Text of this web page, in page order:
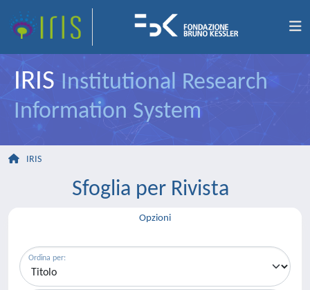
IRIS Institutional Research
Information System
IRIS
Sfoglia per Rivista
Opzioni
Ordina per: